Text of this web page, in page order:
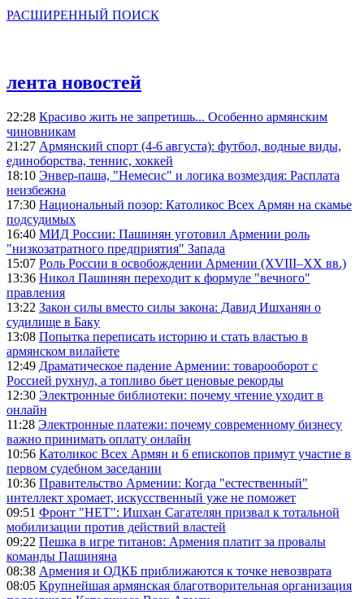
РАСШИРЕННЫЙ ПОИСК
лента новостей
22:28 Красиво жить не запретишь... Особенно армянским
чиновникам
21:27 Армянский спорт (4-6 августа): футбол, водные виды,
единоборства, теннис, хоккей
18:10 Энвер-паша, "Немесис" и логика возмездия: Расплата
неизбежна
17:30 Национальный позор: Католикос Всех Армян на скамье
подсудимых
16:40 МИД России: Пашинян уготовил Армении роль
"низкозатратного предприятия" Запада
15:07 Роль России в освобождении Армении (XVIII–XX вв.)
13:36 Никол Пашинян переходит к формуле "вечного"
правления
13:22 Закон силы вместо силы закона: Давид Ишханян о
судилище в Баку
13:08 Попытка переписать историю и стать властью в
армянском вилайете
12:49 Драматическое падение Армении: товарооборот с
Россией рухнул, а топливо бьет ценовые рекорды
12:30 Электронные библиотеки: почему чтение уходит в
онлайн
11:28 Электронные платежи: почему современному бизнесу
важно принимать оплату онлайн
10:56 Католикос Всех Армян и 6 епископов примут участие в
первом судебном заседании
10:36 Правительство Армении: Когда "естественный"
интеллект хромает, искусственный уже не поможет
09:51 Фронт "НЕТ": Ишхан Сагателян призвал к тотальной
мобилизации против действий властей
09:22 Пешка в игре титанов: Армения платит за провалы
команды Пашиняна
08:38 Армения и ОДКБ приближаются к точке невозврата
08:05 Крупнейшая армянская благотворительная организация